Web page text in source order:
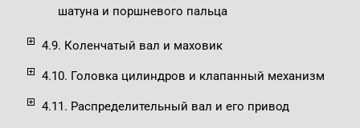
шатуна и поршневого пальца
4.9. Коленчатый вал и маховик
4.10. Головка цилиндров и клапанный механизм
4.11. Распределительный вал и его привод